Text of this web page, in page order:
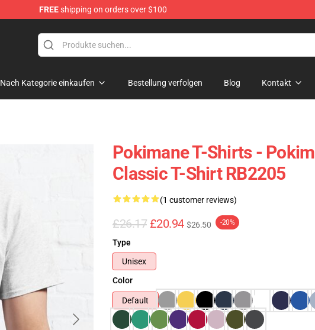
FREEshipping on orders over $100
Nach Kategorie einkaufen Bestellung verfolgen Blog Kontakt
Pokimane T-Shirts -
Classic T-Shirt RB2205
(1 customer reviews)
£26.17 £20.94 $26.50 -20%
Type
Unisex
Color
Default